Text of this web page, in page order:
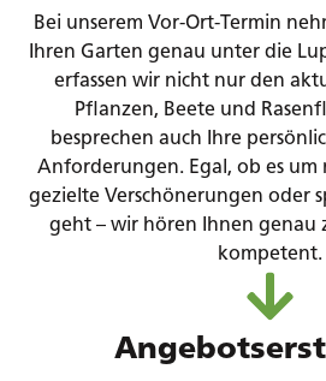
Bei unserem Vor-Ort-Termin
Ihren Garten genau unter die
erfassen wir nicht nur den
Pflanzen, Beete und
besprechen auch Ihre
Anforderungen. Egal, ob es um
gezielte Verschönerungen oder
geht – wir hören Ihnen genau
kompetent.